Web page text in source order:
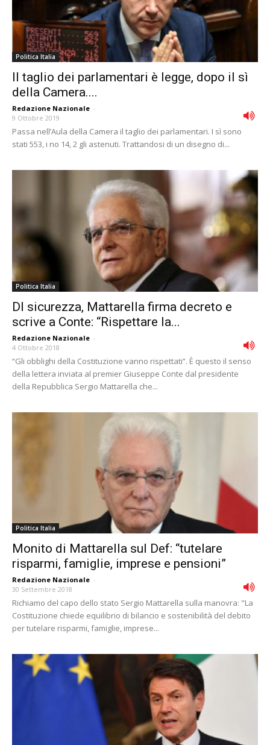
Politica Italia
Il taglio dei parlamentari è legge, dopo il sì
della Camera....
Redazione Nazionale -
9 Ottobre 2019
Passa nell’Aula della Camera il taglio dei parlamentari. I sì sono
stati 553, i no 14, 2 gli astenuti. Trattandosi di un disegno di...
Politica Italia
Dl sicurezza, Mattarella firma decreto e
scrive a Conte: “Rispettare la...
Redazione Nazionale -
4 Ottobre 2018
“Gli obblighi della Costituzione vanno rispettati”. È questo il senso
della lettera inviata al premier Giuseppe Conte dal presidente
della Repubblica Sergio Mattarella che...
Politica Italia
Monito di Mattarella sul Def: “tutelare
risparmi, famiglie, imprese e pensioni”
Redazione Nazionale -
30 Settembre 2018
Richiamo del capo dello stato Sergio Mattarella sulla manovra: "La
Costituzione chiede equilibrio di bilancio e sostenibilità del debito
per tutelare risparmi, famiglie, imprese...